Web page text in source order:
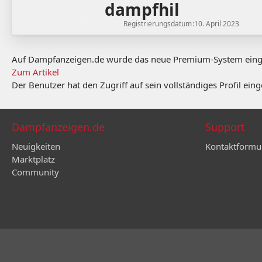
dampfhil
Registrierungsdatum 10. April 2023
Auf Dampfanzeigen.de wurde das neue Premium-System
Zum Artikel
Der Benutzer hat den Zugriff auf sein vollständiges Profil
Dampfanzeigen.de
Neuigkeiten
Marktplatz
Community
Support